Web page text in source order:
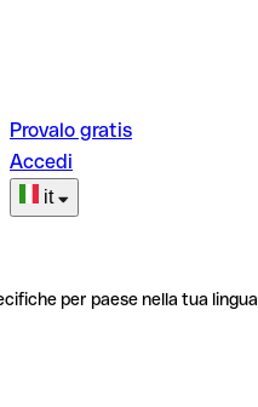
Provalo gratis
Accedi
it
per paese nella tua lingua